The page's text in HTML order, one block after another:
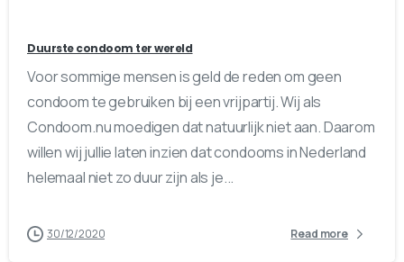
Duurste condoom ter wereld
Voor sommige mensen is geld de reden om geen
condoom te gebruiken bij een vrijpartij. Wij als
Condoom.nu moedigen dat natuurlijk niet aan. Daarom
willen wij jullie laten inzien dat condooms in Nederland
helemaal niet zo duur zijn als je...
30/12/2020 Read more